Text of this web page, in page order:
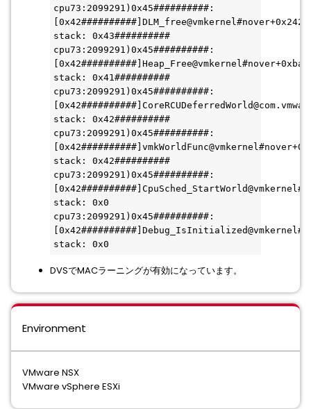
cpu73:2099291)0x45##########:
[0x42##########]DLM_free@vmkernel#nover+0x242
stack: 0x43##########
cpu73:2099291)0x45##########:
[0x42##########]Heap_Free@vmkernel#nover+0xba
stack: 0x41##########
cpu73:2099291)0x45##########:
stack: 0x42##########
cpu73:2099291)0x45##########:
stack: 0x42##########
cpu73:2099291)0x45##########:
stack: 0x0
cpu73:2099291)0x45##########:
stack: 0x0
DVSでMACラーニングが有効になっています。
Environment
VMware NSX
VMware vSphere ESXi